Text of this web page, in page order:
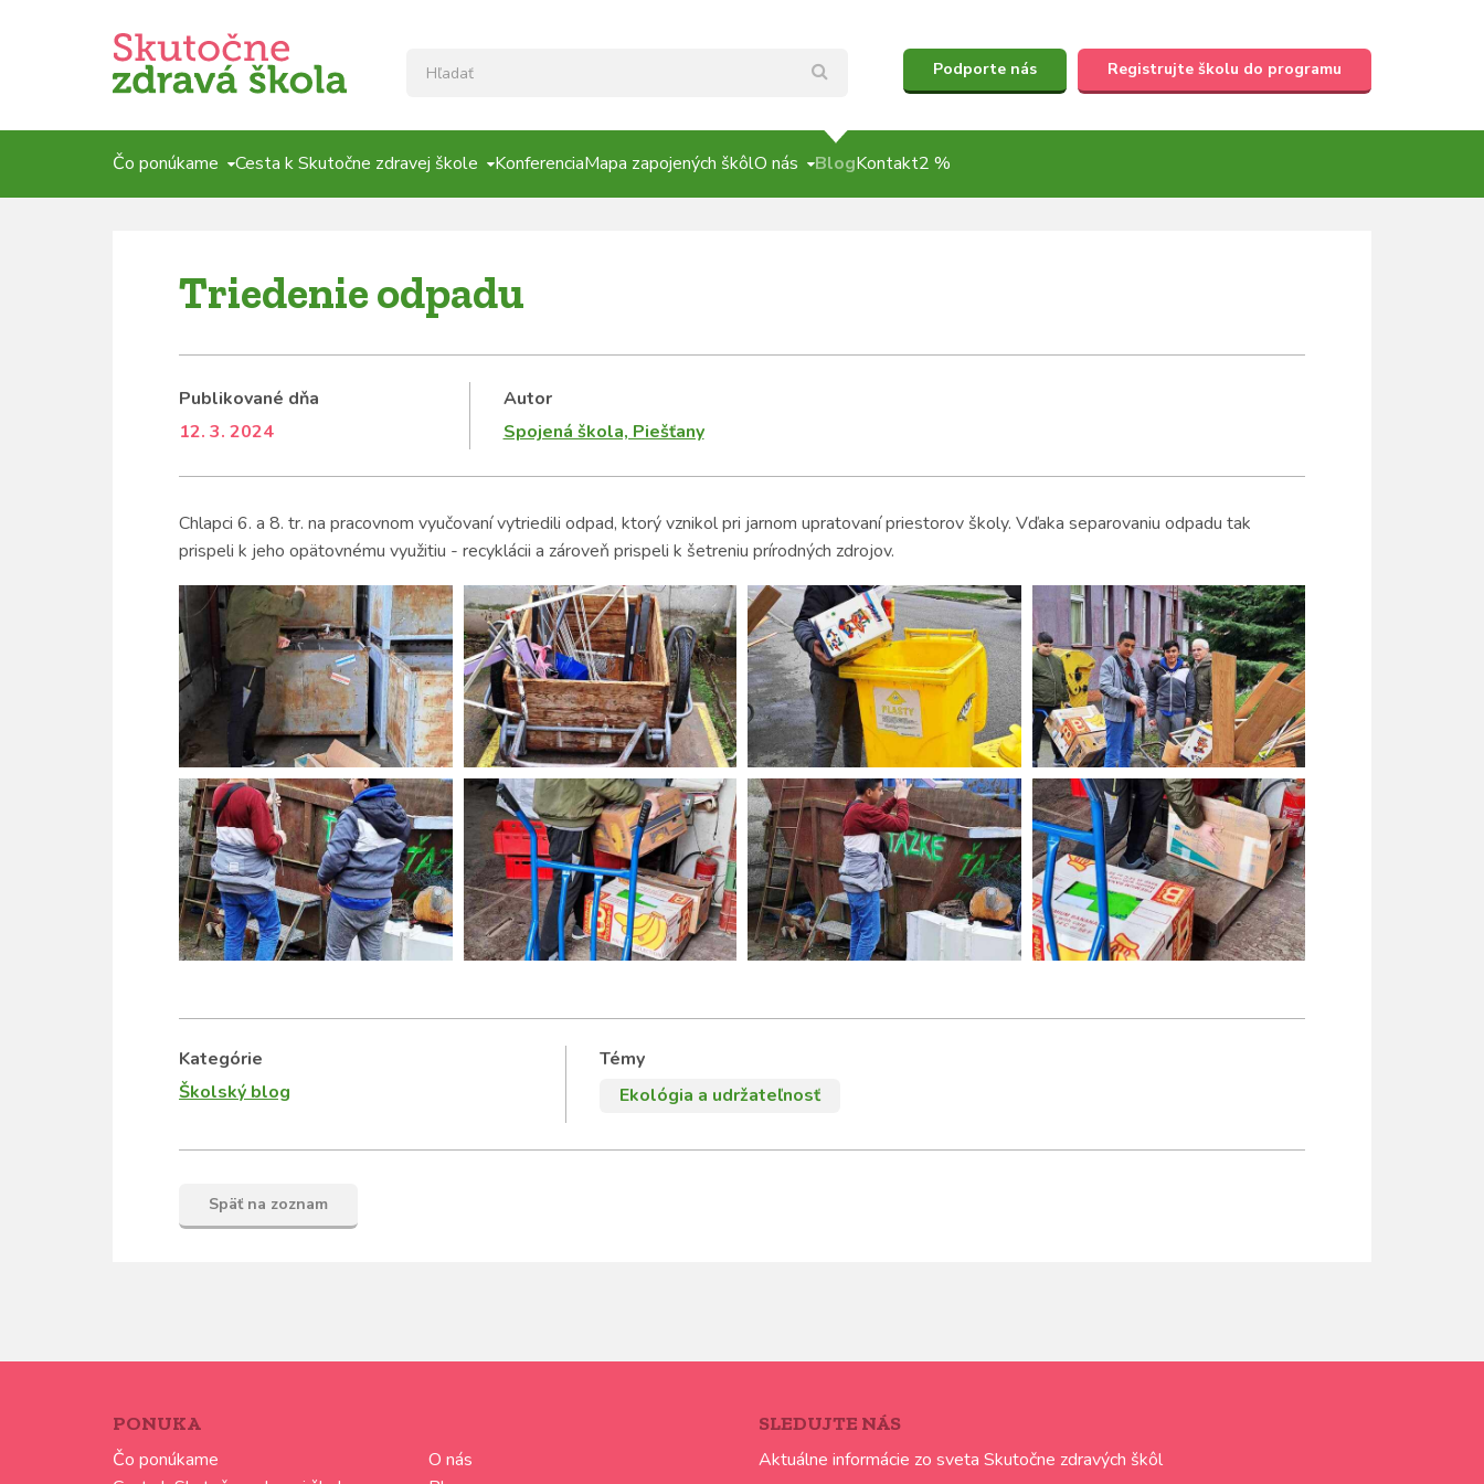
Podporte nás Registrujte školu do programu
Čo ponúkame Cesta k Skutočne zdravej škole KonferenciaMapa zapojených škôlO nás BlogKontakt2 %
Triedenie odpadu
Publikované dňa
12. 3. 2024
Autor
Spojená škola, Piešťany
Chlapci 6. a 8. tr. na pracovnom vyučovaní vytriedili odpad, ktorý vznikol pri jarnom upratovaní priestorov školy. Vďaka separovaniu odpadu tak
prispeli k jeho opätovnému využitiu - recyklácii a zároveň prispeli k šetreniu prírodných zdrojov.
Kategórie
Školský blog
Témy
Ekológia a udržateľnosť
Späť na zoznam
PONUKA
Čo ponúkame
O nás
SLEDUJTE NÁS
Aktuálne informácie zo sveta Skutočne zdravých škôl